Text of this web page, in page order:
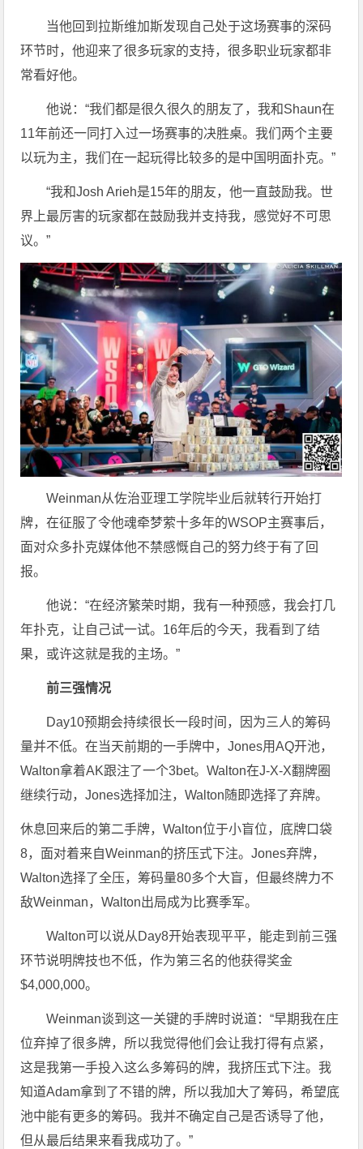
当他回到拉斯维加斯发现自己处于这场赛事的深码
环节时，他迎来了很多玩家的支持，很多职业玩家都非
常看好他。
他说：“我们都是很久很久的朋友了，我和Shaun在
11年前还一同打入过一场赛事的决胜桌。我们两个主要
以玩为主，我们在一起玩得比较多的是中国明面扑克。”
“我和Josh Arieh是15年的朋友，他一直鼓励我。世
界上最厉害的玩家都在鼓励我并支持我，感觉好不可思
议。”
Weinman从佐治亚理工学院毕业后就转行开始打
牌，在征服了令他魂牵梦萦十多年的WSOP主赛事后，
面对众多扑克媒体他不禁感慨自己的努力终于有了回
报。
他说：“在经济繁荣时期，我有一种预感，我会打几
年扑克，让自己试一试。16年后的今天，我看到了结
果，或许这就是我的主场。”
前三强情况
Day10预期会持续很长一段时间，因为三人的筹码
量并不低。在当天前期的一手牌中，Jones用AQ开池，
Walton拿着AK跟注了一个3bet。Walton在J-X-X翻牌圈
继续行动，Jones选择加注，Walton随即选择了弃牌。
休息回来后的第二手牌，Walton位于小盲位，底牌口袋
8，面对着来自Weinman的挤压式下注。Jones弃牌，
Walton选择了全压，筹码量80多个大盲，但最终牌力不
敌Weinman，Walton出局成为比赛季军。
Walton可以说从Day8开始表现平平，能走到前三强
环节说明牌技也不低，作为第三名的他获得奖金
$4,000,000。
Weinman谈到这一关键的手牌时说道：“早期我在庄
位弃掉了很多牌，所以我觉得他们会让我打得有点紧，
这是我第一手投入这么多筹码的牌，我挤压式下注。我
知道Adam拿到了不错的牌，所以我加大了筹码，希望底
池中能有更多的筹码。我并不确定自己是否诱导了他，
但从最后结果来看我成功了。”